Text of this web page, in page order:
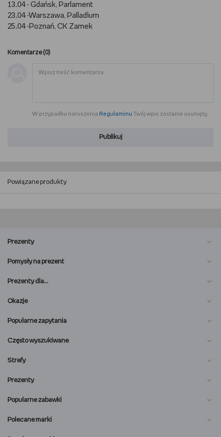
WSZYSTKO O LEGO
WYDARZENIA
13.04 - Gdańsk, Parlament
23.04 -Warszawa, Palladium
25.04 -Poznań, CK Zamek
Komentarze (0)
W przypadku naruszenia Regulaminu Twój wpis zostanie usunięty.
Publikuj
Powiązane produkty
Prezenty
Pomysły na prezent
Prezenty dla…
Okazje
Popularne zapytania
Często wyszukiwane
Strefy
Prezenty
Popularne zabawki
Polecane marki